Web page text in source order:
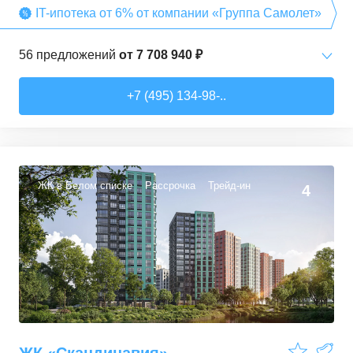
IT-ипотека от 6% от компании «Группа Самолет»
56 предложений от 7 708 940 ₽
34,71–49,54м² 22 предложения
2-комн. кв.
50,6–60,29
3-комн. кв. от16 491 230 ₽
74,3–94,8м² 22 предложения
+7 (495) 134-98-..
ЖК в Белом списке Рассрочка Трейд-ин 4